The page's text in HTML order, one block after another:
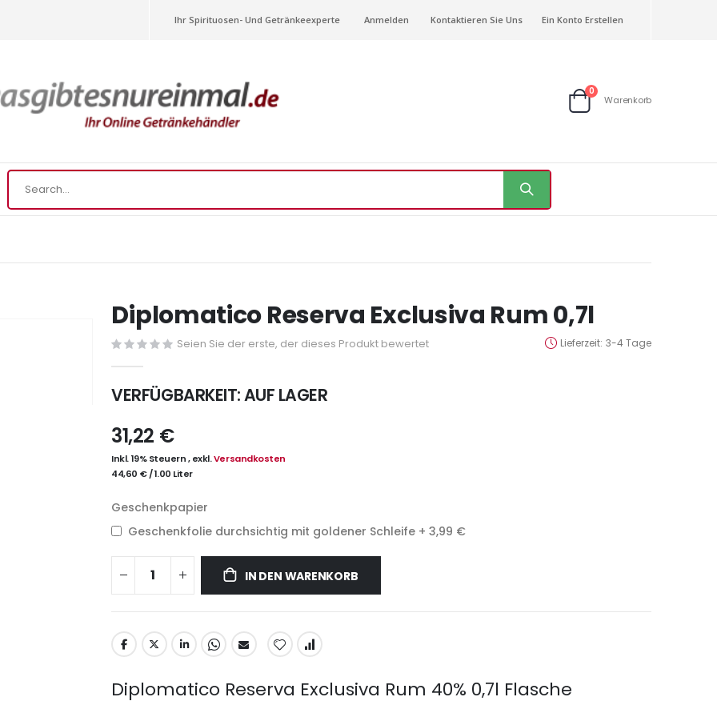
Ihr Spirituosen- Und Getränkeexperte Anmelden Kontaktieren Sie Uns Ein Konto Erstellen
Warenkorb
0Artikel
Warenkorb
Diplomatico Reserva Exclusiva Rum 0,7l
Lieferzeit 3-4 Tage
Seien Sie der erste, der dieses Produkt bewertet
VERFÜGBARKEIT:AUF LAGER
31,22 €
Inkl. 19% Steuern,exkl.Versandkosten
44,60 €/1.00 Liter
Geschenkpapier
Geschenkfolie durchsichtig mit goldener Schleife + 3,99 €
IN DEN WARENKORB
Diplomatico Reserva Exclusiva Rum 40% 0,7l Flasche